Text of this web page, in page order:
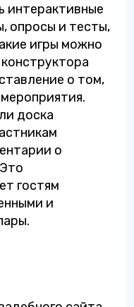
интерактивные
опросы и тесты,
игры можно
о том,
доска
о
гостям
и